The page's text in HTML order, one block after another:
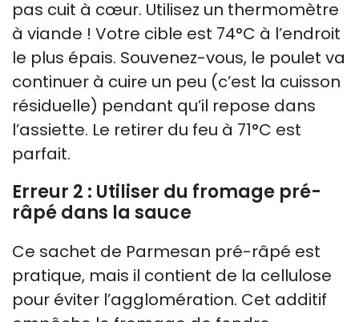
pas cuit à cœur. Utilisez un thermomètre
à viande ! Votre cible est 74°C à l’endroit
le plus épais. Souvenez-vous, le poulet va
continuer à cuire un peu (c’est la cuisson
résiduelle) pendant qu’il repose dans
l’assiette. Le retirer du feu à 71°C est
parfait.
Erreur 2 : Utiliser du fromage pré-
râpé dans la sauce
Ce sachet de Parmesan pré-râpé est
pratique, mais il contient de la cellulose
pour éviter l’agglomération. Cet additif